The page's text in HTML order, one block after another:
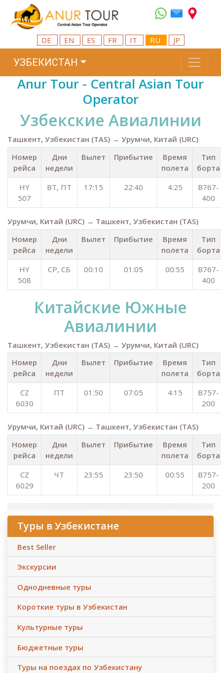
DE EN ES FR IT RU JP
УЗБЕКИСТАН
Anur Tour - Central Asian Tour
Operator
Узбекские Авиалинии
Ташкент, Узбекистан (TAS) → Урумчи, Китай (URC)
Номер
рейса
Дни
недели
Вылет Прибытие
Время
полета
Тип
борта
HY
507
ВТ, ПТ 17:15 22:40 4:25
B767-
400
Урумчи, Китай (URC) → Ташкент, Узбекистан (TAS)
Номер
рейса
Дни
недели
Вылет Прибытие
Время
полета
Тип
борта
HY
508
СР, СБ 00:10 01:05 00:55
B767-
400
Китайские Южные
Авиалинии
Ташкент, Узбекистан (TAS) → Урумчи, Китай (URC)
Номер
рейса
Дни
недели
Вылет Прибытие
Время
полета
Тип
борта
CZ
6030
ПТ 01:50 07:05 4:15
B757-
200
Урумчи, Китай (URC) → Ташкент, Узбекистан (TAS)
Номер
рейса
Дни
недели
Вылет Прибытие
Время
полета
Тип
борта
CZ
6029
ЧТ 23:55 23:50 00:55
B757-
200
Туры в Узбекистане
Best Seller
Экскурсии
Однодневные туры
Короткие туры в Узбекистан
Культурные туры
Бюджетные туры
Туры на поездах по Узбекистану